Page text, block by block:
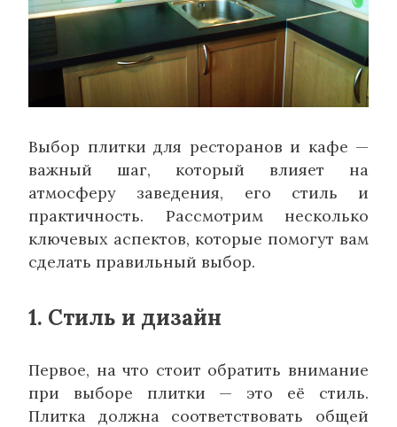
Выбор плитки для ресторанов и кафе —
важный шаг, который влияет на
атмосферу заведения, его стиль и
практичность. Рассмотрим несколько
ключевых аспектов, которые помогут вам
сделать правильный выбор.
1. Стиль и дизайн
Первое, на что стоит обратить внимание
при выборе плитки — это её стиль.
Плитка должна соответствовать общей